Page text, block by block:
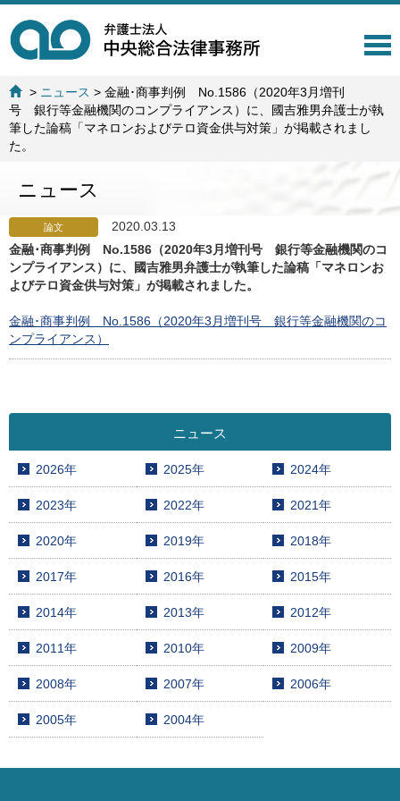
T
l
t
i
> ニュース >金融･商事判例 No.1586（2020年3月増刊
号 銀行等金融機関のコンプライアンス）に、國吉雅男弁護士が執
筆した論稿「マネロンおよびテロ資金供与対策」が掲載されまし
た。
ニュース
論文
2020.03.13
金融･商事判例 No.1586（2020年3月増刊号 銀行等金融機関のコ
ンプライアンス）に、國吉雅男弁護士が執筆した論稿「マネロンお
よびテロ資金供与対策」が掲載されました。
金融･商事判例 No.1586（2020年3月増刊号 銀行等金融機関のコ
ンプライアンス）
ニュース
2026年 2025年 2024年
2023年 2022年 2021年
2020年 2019年 2018年
2017年 2016年 2015年
2014年 2013年 2012年
2011年 2010年 2009年
2008年 2007年 2006年
2005年 2004年